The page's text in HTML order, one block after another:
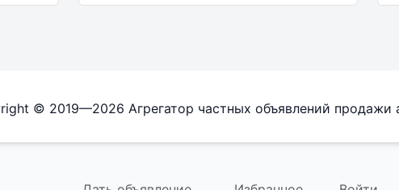
© 2019—2026 Агрегатор частных объявлений продажи